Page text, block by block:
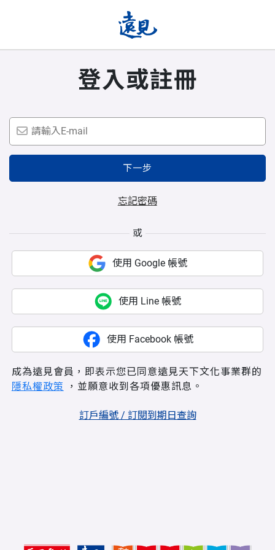
登入或註冊
下一步
忘記密碼
或
使用 Google 帳號
使用 Line 帳號
使用 Facebook 帳號
成為遠見會員，即表示您已同意遠見天下文化事業群的
隱私權政策 ，並願意收到各項優惠訊息。
訂戶編號 / 訂閱到期日查詢